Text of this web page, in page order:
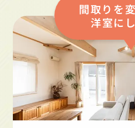
間取りを
洋室に